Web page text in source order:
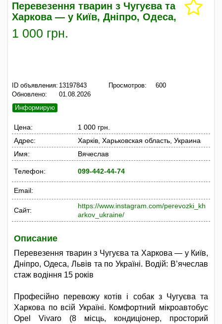
Перевезення тварин з Чугуєва та
Харкова — у Київ, Дніпро, Одеса,
1 000 грн.
ID объявления: 13197843
Обновлено:
01.08.2026
Просмотров: 600
Информирую
Цена:
1 000 грн.
Адрес:
Харків, Харьковская область, Украина
Имя:
Вячеслав
Телефон: 099-442-44-74
Email:
Сайт:
https://www.instagram.com/perevozki_kh
arkov_ukraine/
Описание
Перевезення тварин з Чугуєва та Харкова — у Київ,
Дніпро, Одеса, Львів та по Україні. Водій: В’ячеслав
стаж водіння 15 років
Професійно перевожу котів і собак з Чугуєва та
Харкова по всій Україні. Комфортний мікроавтобус
Opel Vivaro (8 місць, кондиціонер, просторий